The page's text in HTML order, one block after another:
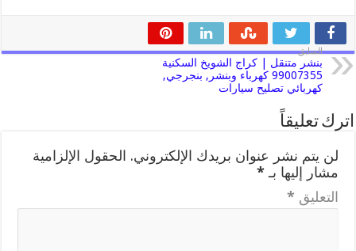
السابق
بنشر متنقل | كراج الشويخ السكنية
99007355 كهرباء وبنشر, بنجرجي,
كهربائي تصليح سيارات
اترك تعليقاً
لن يتم نشر عنوان بريدك الإلكتروني. الحقول الإلزامية
مشار إليها بـ*
التعليق *